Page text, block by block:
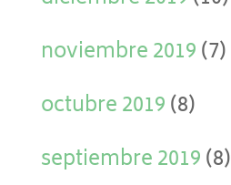
noviembre 2019(7)
octubre 2019(8)
septiembre 2019(8)